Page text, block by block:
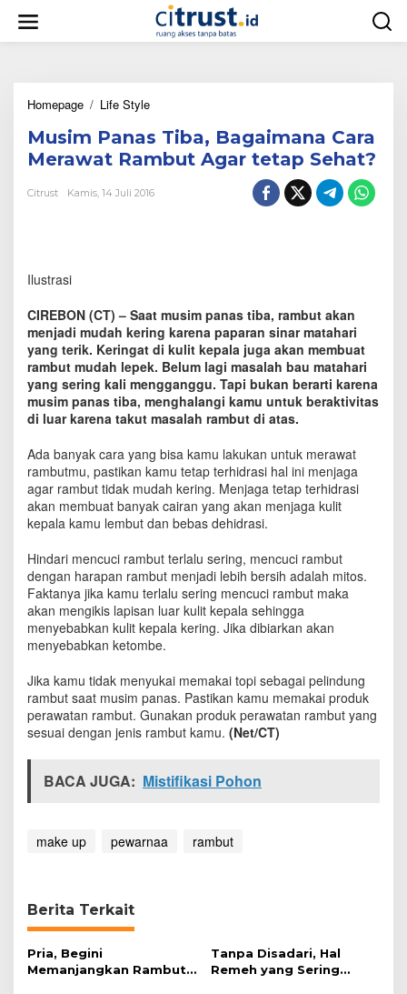
w
Homepage / Life Style
s
i
m
P
a
a
,
B
a
g
a
i
a
n
a
C
a
r
M
e
r
a
w
a
R
a
m
b
u
A
g
t
a
Musim Panas Tiba, Bagaimana Cara
Merawat Rambut Agar tetap Sehat?
Citrust Kamis, 14 Juli 2016
Ilustrasi
CIREBON (CT) – Saat musim panas tiba, rambut akan
menjadi mudah kering karena paparan sinar matahari
yang terik. Keringat di kulit kepala juga akan membuat
rambut mudah lepek. Belum lagi masalah bau matahari
yang sering kali mengganggu. Tapi bukan berarti karena
musim panas tiba, menghalangi kamu untuk beraktivitas
di luar karena takut masalah rambut di atas.
Ada banyak cara yang bisa kamu lakukan untuk merawat
rambutmu, pastikan kamu tetap terhidrasi hal ini menjaga
agar rambut tidak mudah kering. Menjaga tetap terhidrasi
akan membuat banyak cairan yang akan menjaga kulit
kepala kamu lembut dan bebas dehidrasi.
Hindari mencuci rambut terlalu sering, mencuci rambut
dengan harapan rambut menjadi lebih bersih adalah mitos.
Faktanya jika kamu terlalu sering mencuci rambut maka
akan mengikis lapisan luar kulit kepala sehingga
menyebabkan kulit kepala kering. Jika dibiarkan akan
menyebabkan ketombe.
Jika kamu tidak menyukai memakai topi sebagai pelindung
rambut saat musim panas. Pastikan kamu memakai produk
perawatan rambut. Gunakan produk perawatan rambut yang
sesuai dengan jenis rambut kamu. (Net/CT)
BACA JUGA: Mistifikasi Pohon
make up pewarnaa rambut
Berita Terkait
Pria, Begini
Memanjangkan Rambut
Tanpa Disadari, Hal
Remeh yang Sering